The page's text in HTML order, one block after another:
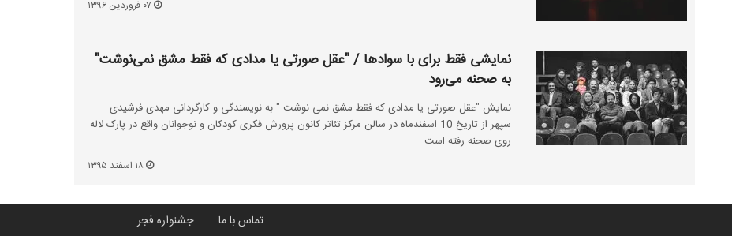
نمایشی فقط برای با سوادها / "عقل صورتی یا مدادی که فقط مشق نمی‌نوشت"
به صحنه می‌رود
نمایش "عقل صورتی یا مدادی که فقط مشق نمی نوشت " به نویسندگی و کارگردانی مهدی فرشیدی
سپهر از تاریخ 10 اسفندماه در سالن مرکز تئاتر کانون پرورش فکری کودکان و نوجوانان واقع در پارک لاله
روی صحنه رفته است.
تماس با ما جشنواره فجر